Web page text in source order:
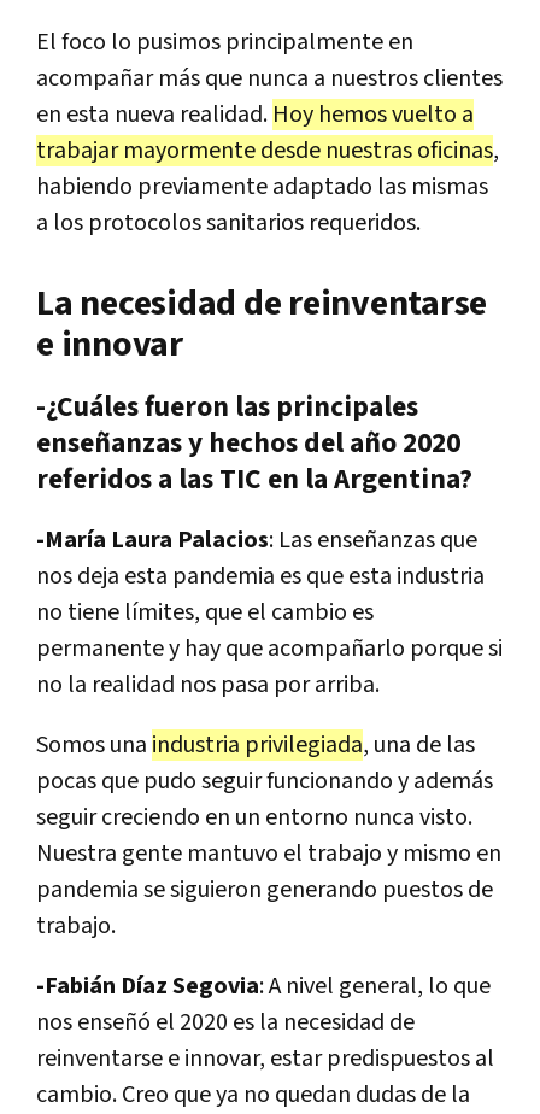
El foco lo pusimos principalmente en
acompañar más que nunca a nuestros clientes
en esta nueva realidad. Hoy hemos vuelto a
trabajar mayormente desde nuestras oficinas,
habiendo previamente adaptado las mismas
a los protocolos sanitarios requeridos.
La necesidad de reinventarse
e innovar
-¿Cuáles fueron las principales
enseñanzas y hechos del año 2020
referidos a las TIC en la Argentina?
-María Laura Palacios: Las enseñanzas que
nos deja esta pandemia es que esta industria
no tiene límites, que el cambio es
permanente y hay que acompañarlo porque si
no la realidad nos pasa por arriba.
Somos una industria privilegiada, una de las
pocas que pudo seguir funcionando y además
seguir creciendo en un entorno nunca visto.
Nuestra gente mantuvo el trabajo y mismo en
pandemia se siguieron generando puestos de
trabajo.
-Fabián Díaz Segovia: A nivel general, lo que
nos enseñó el 2020 es la necesidad de
reinventarse e innovar, estar predispuestos al
cambio. Creo que ya no quedan dudas de la